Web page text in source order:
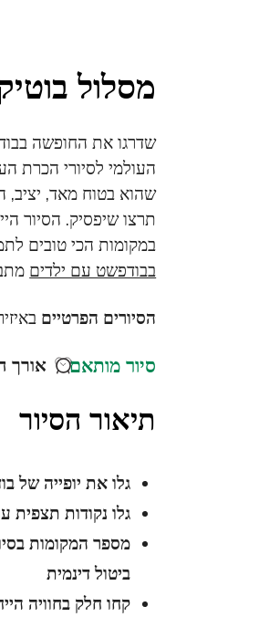
מסלול
שדרגו את החופשה
שהוא בטוח מאד, יציב,
תרצו שיפסיק. הסיור
במקומות הכי טובים
בבודפשט עם ילדים
הסיורים הפרטיים
סיור מותאם אורך
תיאור הסיור
גלו את יופייה של
גלו נקודות תצפית
מספר המקומות
ביטול דינמית
קחו חלק בחוויה